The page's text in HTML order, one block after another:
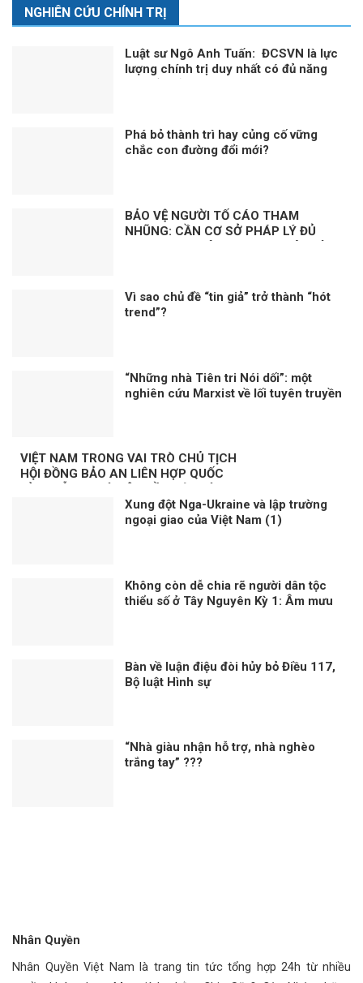
NGHIÊN CỨU CHÍNH TRỊ
Luật sư Ngô Anh Tuấn: ĐCSVN là lực
lượng chính trị duy nhất có đủ năng
Phá bỏ thành trì hay củng cố vững
chắc con đường đổi mới?
BẢO VỆ NGƯỜI TỐ CÁO THAM
NHŨNG: CẦN CƠ SỞ PHÁP LÝ ĐỦ
Vì sao chủ đề “tin giả” trở thành “hót
trend”?
“Những nhà Tiên tri Nói dối”: một
nghiên cứu Marxist về lối tuyên truyền
VIỆT NAM TRONG VAI TRÒ CHỦ TỊCH
HỘI ĐỒNG BẢO AN LIÊN HỢP QUỐC
Xung đột Nga-Ukraine và lập trường
ngoại giao của Việt Nam (1)
Không còn dễ chia rẽ người dân tộc
thiểu số ở Tây Nguyên Kỳ 1: Âm mưu
Bàn về luận điệu đòi hủy bỏ Điều 117,
Bộ luật Hình sự
“Nhà giàu nhận hỗ trợ, nhà nghèo
trắng tay” ???
Nhân Quyền
Nhân Quyền Việt Nam là trang tin tức tổng hợp 24h từ nhiều